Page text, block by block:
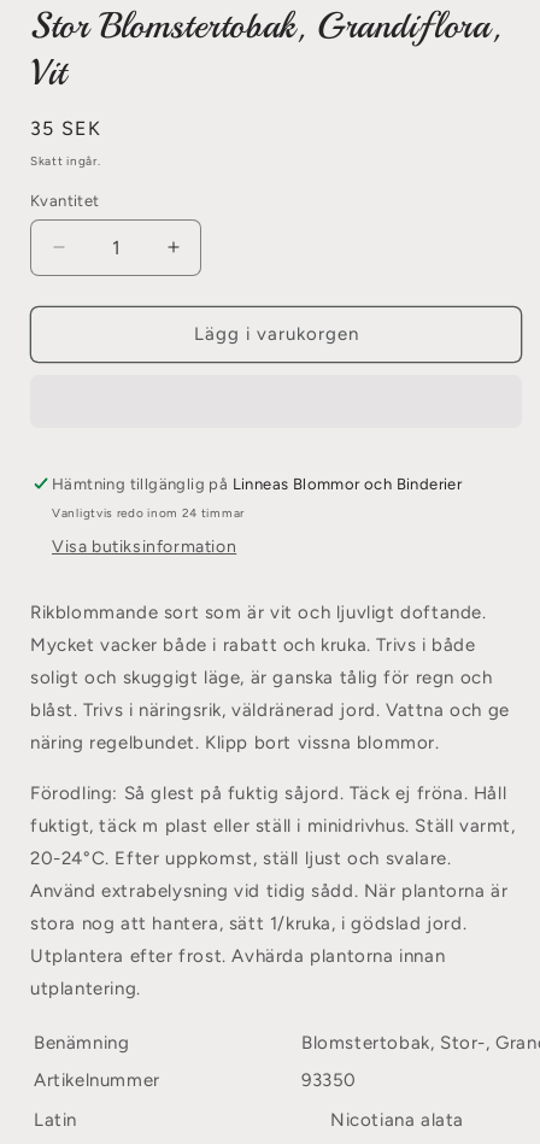
Stor Blomstertobak, Grandiflora,
Vit
Ordinarie
pris
35 SEK
Skatt ingår.
Kvantitet
Minska
kvantitet
för
Blomstertobak,
Öka
kvantitet
för
Stor
Blomstertobak,
Lägg i varukorgen
Hämtning tillgänglig på Linneas Blommor och Binderier
Vanligtvis redo inom 24 timmar
Visa butiksinformation
Rikblommande sort som är vit och ljuvligt doftande.
Mycket vacker både i rabatt och kruka. Trivs i både
soligt och skuggigt läge, är ganska tålig för regn och
blåst. Trivs i näringsrik, väldränerad jord. Vattna och ge
näring regelbundet. Klipp bort vissna blommor.
Förodling: Så glest på fuktig såjord. Täck ej fröna. Håll
fuktigt, täck m plast eller ställ i minidrivhus. Ställ varmt,
20-24°C. Efter uppkomst, ställ ljust och svalare.
Använd extrabelysning vid tidig sådd. När plantorna är
stora nog att hantera, sätt 1/kruka, i gödslad jord.
Utplantera efter frost. Avhärda plantorna innan
utplantering.
Benämning
Blomstertobak, Stor-,
Artikelnummer
93350
Latin
Nicotiana alata